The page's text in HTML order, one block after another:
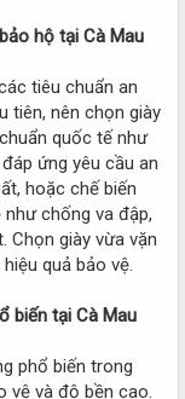
hộ tại Cà Mau
tiêu chuẩn an
tiên, nên chọn giày
quốc tế như
ứng yêu cầu an
hoặc chế biến
chống va đập,
Chọn giày vừa vặn
quả bảo vệ.
biến tại Cà Mau
phổ biến trong
vệ và độ bền cao.